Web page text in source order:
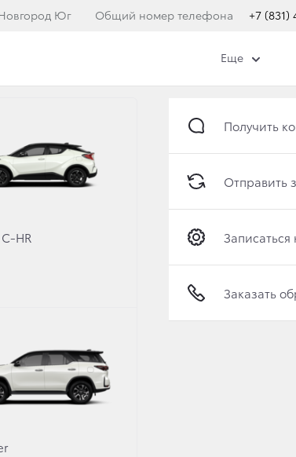
Юг Общий номер телефона +7 (831)
HR
Получить
Отправить
Записаться
Заказать
Еще
проблем защиты окружающей среды
Toyota Prius начались в Европе,